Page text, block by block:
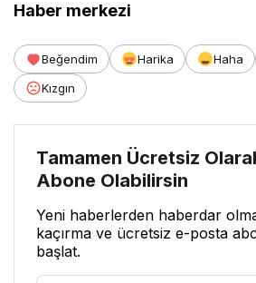
Haber merkezi
Beğendim Harika Haha
Kızgın
Tamamen Ücretsiz
Abone Olabilirsin
Yeni haberlerden haberdar
kaçırma ve ücretsiz e-posta
başlat.